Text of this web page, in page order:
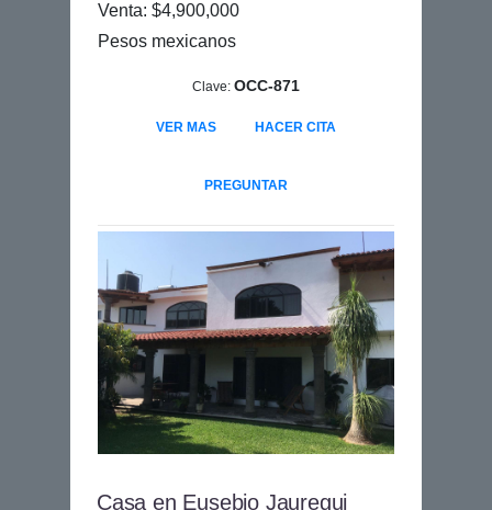
Venta: $4,900,000
Pesos mexicanos
Clave: OCC-871
VER MAS HACER CITA
PREGUNTAR
Casa en Eusebio Jauregui